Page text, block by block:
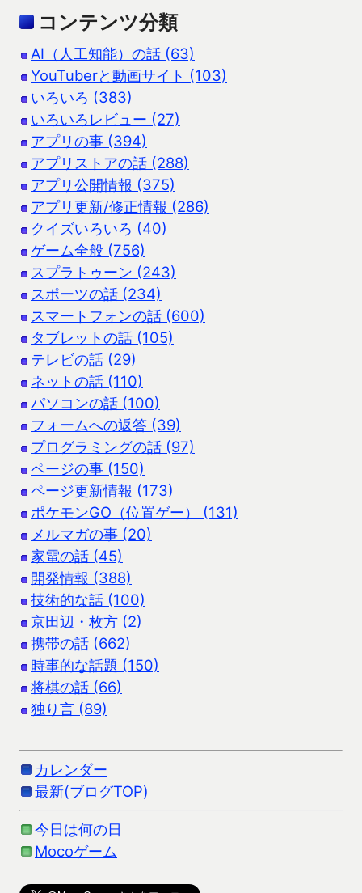
コンテンツ分類
AI（人工知能）の話 (63)
YouTuberと動画サイト (103)
いろいろ (383)
いろいろレビュー (27)
アプリの事 (394)
アプリストアの話 (288)
アプリ公開情報 (375)
アプリ更新/修正情報 (286)
クイズいろいろ (40)
ゲーム全般 (756)
スプラトゥーン (243)
スポーツの話 (234)
スマートフォンの話 (600)
タブレットの話 (105)
テレビの話 (29)
ネットの話 (110)
パソコンの話 (100)
フォームへの返答 (39)
プログラミングの話 (97)
ページの事 (150)
ページ更新情報 (173)
ポケモンGO（位置ゲー） (131)
メルマガの事 (20)
家電の話 (45)
開発情報 (388)
技術的な話 (100)
京田辺・枚方 (2)
携帯の話 (662)
時事的な話題 (150)
将棋の話 (66)
独り言 (89)
カレンダー
最新(ブログTOP)
今日は何の日
Mocoゲーム